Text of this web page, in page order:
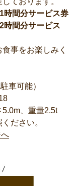
時間分サービス券
時間分サービス
事をお楽しみく
車可能）
、重量2.5t
ださい。